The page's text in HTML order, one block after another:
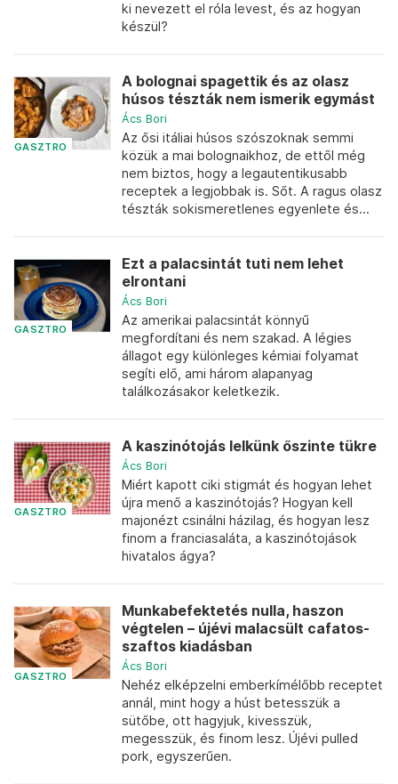
ki nevezett el róla levest, és az hogyan
készül?
GASZTRO
A bolognai spagettik és az olasz
húsos tészták nem ismerik egymást
Ács Bori
Az ősi itáliai húsos szószoknak semmi
közük a mai bolognaikhoz, de ettől még
nem biztos, hogy a legautentikusabb
receptek a legjobbak is. Sőt. A ragus olasz
tészták sokismeretlenes egyenlete és...
GASZTRO
Ezt a palacsintát tuti nem lehet
elrontani
Ács Bori
Az amerikai palacsintát könnyű
megfordítani és nem szakad. A légies
állagot egy különleges kémiai folyamat
segíti elő, ami három alapanyag
találkozásakor keletkezik.
GASZTRO
A kaszinótojás lelkünk őszinte tükre
Ács Bori
Miért kapott ciki stigmát és hogyan lehet
újra menő a kaszinótojás? Hogyan kell
majonézt csinálni házilag, és hogyan lesz
finom a franciasaláta, a kaszinótojások
hivatalos ágya?
GASZTRO
Munkabefektetés nulla, haszon
végtelen – újévi malacsült cafatos-
szaftos kiadásban
Ács Bori
Nehéz elképzelni emberkímélőbb receptet
annál, mint hogy a húst betesszük a
sütőbe, ott hagyjuk, kivesszük,
megesszük, és finom lesz. Újévi pulled
pork, egyszerűen.